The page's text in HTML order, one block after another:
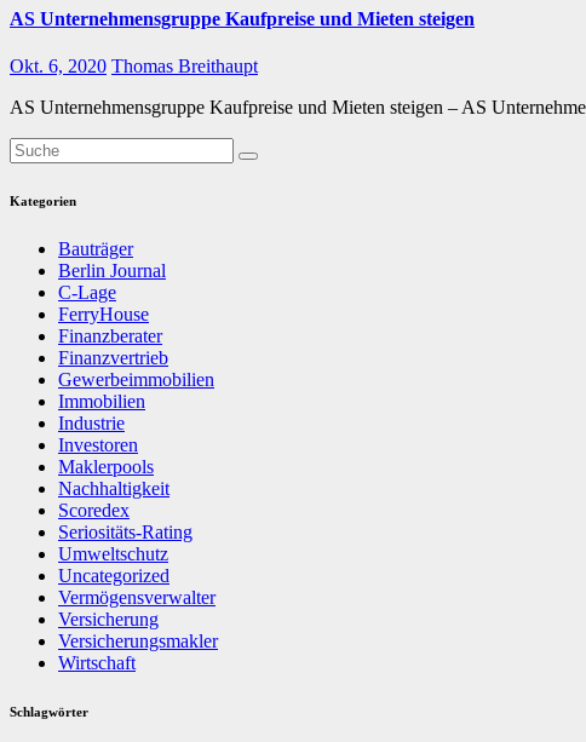
AS Unternehmensgruppe Kaufpreise und Mieten steigen
Okt. 6, 2020 Thomas Breithaupt
AS Unternehmensgruppe Kaufpreise und Mieten steigen – AS
Kategorien
Bauträger
Berlin Journal
C-Lage
FerryHouse
Finanzberater
Finanzvertrieb
Gewerbeimmobilien
Immobilien
Industrie
Investoren
Maklerpools
Nachhaltigkeit
Scoredex
Seriositäts-Rating
Umweltschutz
Uncategorized
Vermögensverwalter
Versicherung
Versicherungsmakler
Wirtschaft
Schlagwörter